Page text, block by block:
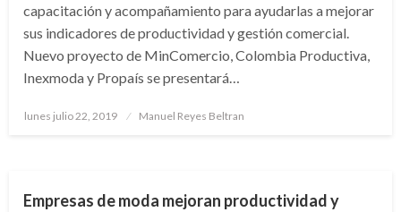
capacitación y acompañamiento para ayudarlas a mejorar
sus indicadores de productividad y gestión comercial.
Nuevo proyecto de MinComercio, Colombia Productiva,
Inexmoda y Propaís se presentará…
Publicado
lunes julio 22, 2019 Manuel Reyes Beltran
Empresas de moda mejoran productividad y